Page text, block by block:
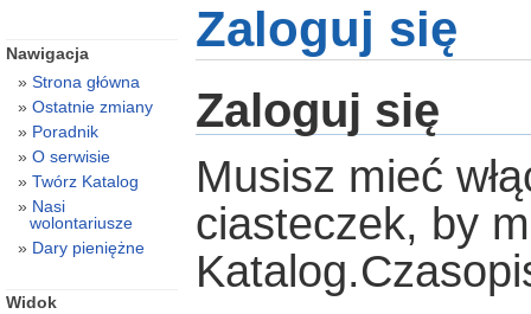
Zaloguj się
Zaloguj się
Musisz mieć
ciasteczek, by
Nawigacja
Strona główna
Ostatnie zmiany
Poradnik
O serwisie
Twórz Katalog
Nasi
wolontariusze
Dary pieniężne
Widok